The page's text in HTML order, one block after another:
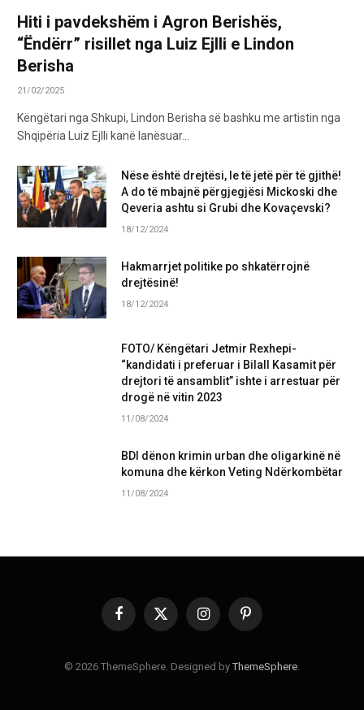
Hiti i pavdekshëm i Agron Berishës,
“Ëndërr” risillet nga Luiz Ejlli e Lindon
Berisha
21/02/2025
Këngëtari nga Shkupi, Lindon Berisha së bashku me artistin nga
Shqipëria Luiz Ejlli kanë lanësuar…
Nëse është drejtësi, le të jetë për të gjithë!
A do të mbajnë përgjegjësi Mickoski dhe
Qeveria ashtu si Grubi dhe Kovaçevski?
18/12/2024
Hakmarrjet politike po shkatërrojnë
drejtësinë!
18/12/2024
FOTO/ Këngëtari Jetmir Rexhepi-
“kandidati i preferuar i Bilall Kasamit për
drejtori të ansamblit” ishte i arrestuar për
drogë në vitin 2023
11/08/2024
BDI dënon krimin urban dhe oligarkinë në
komuna dhe kërkon Veting Ndërkombëtar
11/08/2024
Facebook
X
InstagramPinterest
© 2026 ThemeSphere. Designed byThemeSphere.